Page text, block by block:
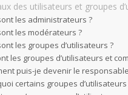
des utilisateurs et groupes
les administrateurs ?
les modérateurs ?
les groupes d’utilisateurs ?
les groupes d’utilisateurs et
puis-je devenir le
certains groupes